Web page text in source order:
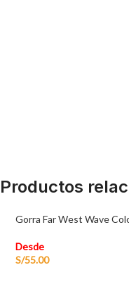
Productos
Gorra Far West Wave
Desde
S/55.00